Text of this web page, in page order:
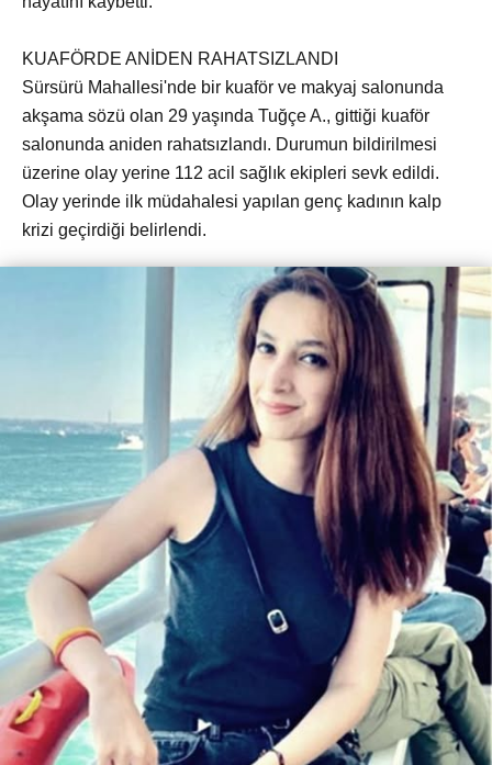
KUAFÖRDE ANİDEN RAHATSIZLANDI
Sürsürü Mahallesi'nde bir kuaför ve makyaj salonunda
akşama sözü olan 29 yaşında Tuğçe A., gittiği kuaför
salonunda aniden rahatsızlandı. Durumun bildirilmesi
üzerine olay yerine 112 acil sağlık ekipleri sevk edildi.
Olay yerinde ilk müdahalesi yapılan genç kadının kalp
krizi geçirdiği belirlendi.